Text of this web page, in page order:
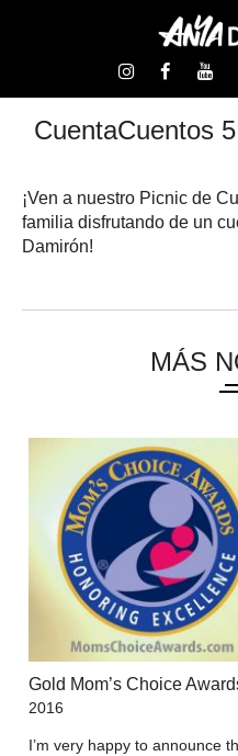
CuentaCuentos
¡Ven a nuestro Picnic de
familia disfrutando de un
Damirón!
MÁS
Gold Mom’s Choice
2016
I’m very happy to announce